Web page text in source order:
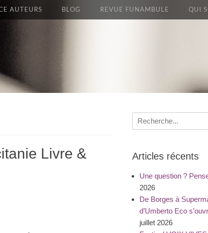
AUTEURS BLOG REVUE FUNAMBULE QUI
Livre &
Recherche
pour
Articles récents
Une question ?
2026
De Borges à
d’Umberto Eco
juillet 2026